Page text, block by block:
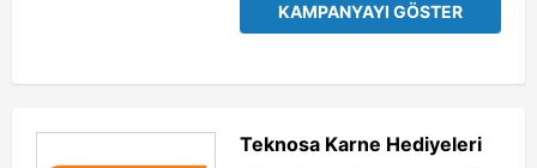
KAMPANYAYI GÖSTER
Teknosa Karne Hediyeleri